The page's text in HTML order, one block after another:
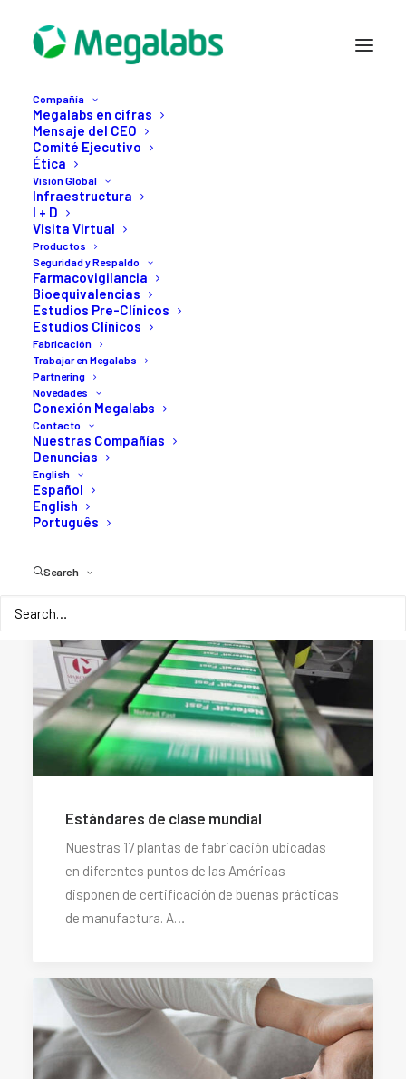
Compañía
Megalabs en cifras
Mensaje del CEO
Comité Ejecutivo
Ética
Visión Global
Infraestructura
I + D
Visita Virtual
Productos
Seguridad y Respaldo
Farmacovigilancia
Bioequivalencias
Estudios Pre-Clínicos
Estudios Clínicos
Fabricación
Trabajar en Megalabs
Partnering
Novedades
Conexión Megalabs
Contacto
Nuestras Compañías
Denuncias
English
Español
English
Português
Search
Month: julio 2022
Estándares de clase mundial
Nuestras 17 plantas de fabricación ubicadas
en diferentes puntos de las Américas
disponen de certificación de buenas prácticas
de manufactura. A…